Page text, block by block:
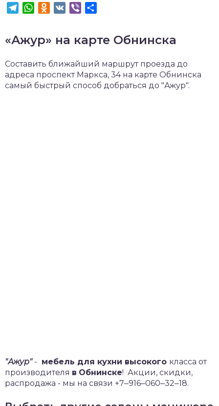
TelegramWhatsApp
Odnoklassniki
VK Viber
«Ажур» на карте Обнинска
Составить ближайший маршрут проезда до
адреса проспект Маркса, 34 на карте Обнинска
самый быстрый способ добраться до "Ажур".
"Ажур"- мебель для кухни высокого класса от
производителя в Обнинске! Акции, скидки,
распродажа - мы на связи +7‒916‒060‒32‒18.